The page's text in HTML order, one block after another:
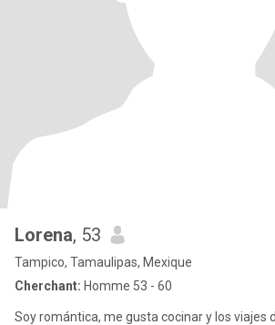
Lorena, 53
Tampico, Tamaulipas, Mexique
Cherchant: Homme 53 - 60
Soy romántica, me gusta cocinar y los viajes